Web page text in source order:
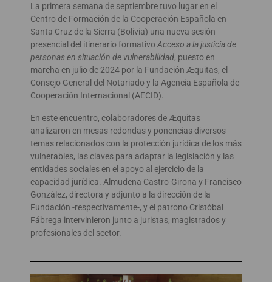
La primera semana de septiembre tuvo lugar en el
Centro de Formación de la Cooperación Española en
Santa Cruz de la Sierra (Bolivia) una nueva sesión
presencial del itinerario formativo Acceso a la justicia de
personas en situación de vulnerabilidad, puesto en
marcha en julio de 2024 por la Fundación Æquitas, el
Consejo General del Notariado y la Agencia Española de
Cooperación Internacional (AECID).
En este encuentro, colaboradores de Æquitas
analizaron en mesas redondas y ponencias diversos
temas relacionados con la protección jurídica de los más
vulnerables, las claves para adaptar la legislación y las
entidades sociales en el apoyo al ejercicio de la
capacidad jurídica. Almudena Castro-Girona y Francisco
González, directora y adjunto a la dirección de la
Fundación -respectivamente-, y el patrono Cristóbal
Fábrega intervinieron junto a juristas, magistrados y
profesionales del sector.